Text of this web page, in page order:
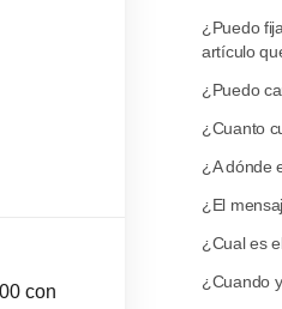
con
¿Puedo
artículo
¿Puedo
¿Cuanto
¿A dónde
¿El
¿Cual es
¿Cuando